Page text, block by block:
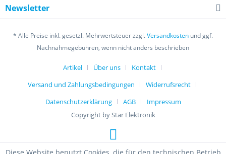
Newsletter
* Alle Preise inkl. gesetzl. Mehrwertsteuer zzgl.Versandkosten und ggf.
Nachnahmegebühren, wenn nicht anders beschrieben
Artikel Über uns
Kontakt
Versand und Zahlungsbedingungen
Widerrufsrecht
Datenschutzerklärung
AGB
Impressum
Copyright by Star Elektronik